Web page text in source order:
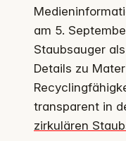
am 5.
Staubsauger
Details zu
transparent in
zirkulären